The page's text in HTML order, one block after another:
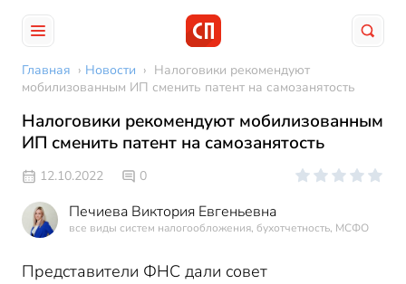
Главная › Новости › Налоговики рекомендуют
мобилизованным ИП сменить патент на самозанятость
Налоговики рекомендуют мобилизованным
ИП сменить патент на самозанятость
12.10.2022 0
Печиева Виктория Евгеньевна
все виды систем налогообложения, бухотчетность, МСФО
Представители ФНС дали совет